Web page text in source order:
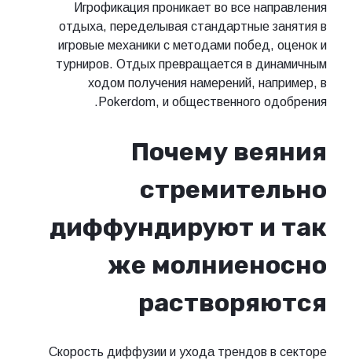
Игрофикация проникает во все
отдыха, переделывая стандартные
игровые механики с методами побед,
турниров. Отдых превращается в
ходом получения намерений,
Pokerdom, и общественного
Почему
диффундируют и
же
Скорость диффузии и ухода трендов в